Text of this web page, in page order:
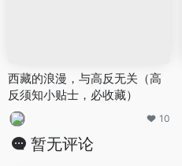
西藏的浪漫，与高反无关（高
反须知小贴士，必收藏）
10
暂无评论